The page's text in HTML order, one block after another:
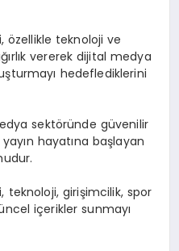
özellikle teknoloji ve
vererek dijital medya
hedeflediklerini
sektöründe güvenilir
yayın hayatına başlayan
girişimcilik, spor
içerikler sunmayı